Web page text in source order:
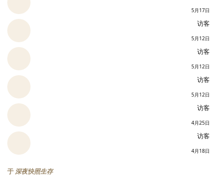
5月17日
访客
5月12日
访客
5月12日
访客
5月12日
访客
4月25日
访客
4月18日
于 深夜快照生存